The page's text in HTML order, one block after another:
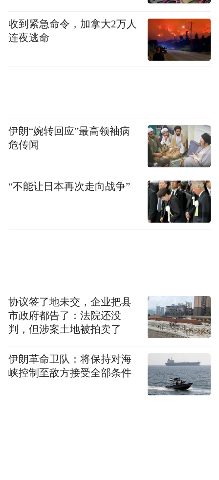
收到紧急命令，加拿大2万人
连夜逃命
伊朗“婉转回应”最高领袖病
危传闻
“不能让日本再次走向战争”
协议签了地未交，企业把县
市政府都告了：法院还没
判，但涉案土地被拍卖了
伊朗革命卫队：将保持对海
峡控制至敌方接受全部条件